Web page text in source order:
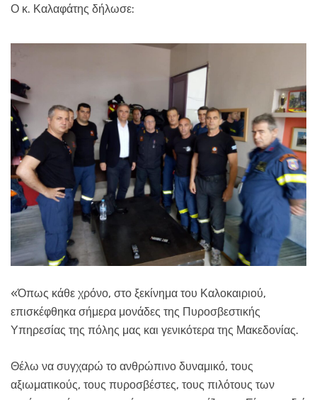
Ο κ. Καλαφάτης δήλωσε:​
«Όπως κάθε χρόνο, στο ξεκίνημα του Καλοκαιριού,
επισκέφθηκα σήμερα μονάδες της Πυροσβεστικής
Υπηρεσίας της πόλης μας και γενικότερα της Μακεδονίας.
Θέλω να συγχαρώ το ανθρώπινο δυναμικό, τους
αξιωματικούς, τους πυροσβέστες, τους πιλότους των